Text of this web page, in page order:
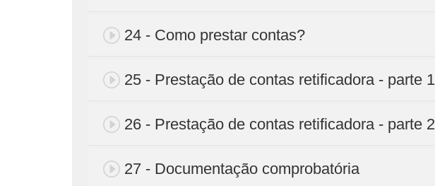
24 - Como prestar contas?
25 - Prestação de contas retificadora - parte 1
26 - Prestação de contas retificadora - parte 2
27 - Documentação comprobatória